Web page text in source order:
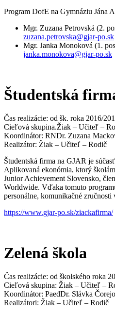
Program DofE na Gymnáziu Jána
Mgr. Zuzana Petrovská (2.
zuzana.petrovska@gjar-po.sk
Mgr. Janka Monoková (1.
janka.monokova@gjar-po.sk
Študentská
Čas realizácie: od šk. roka 2016/
Cieľová skupina.Žiak – Učiteľ –
Koordinátor: RNDr. Zuzana
Realizátor: Žiak – Učiteľ – Rodič
Študentská firma na GJAR je
Aplikovaná ekonómia, ktorý
Junior Achievement Slovensko,
Worldwide. Vďaka tomuto
personálne, komunikačné
https://www.gjar-po.sk/ziackafirma/
Zelená škola
Čas realizácie: od školského roka
Cieľová skupina: Žiak – Učiteľ –
Koordinátor: PaedDr. Slávka
Realizátori: Žiak – Učiteľ – Rodič